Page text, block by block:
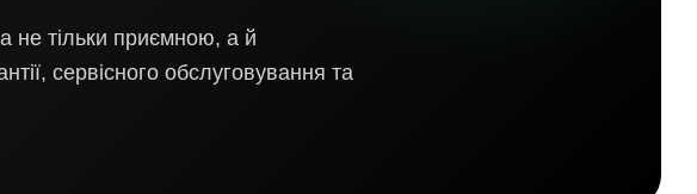
не тільки приємною, а й
сервісного обслуговування та